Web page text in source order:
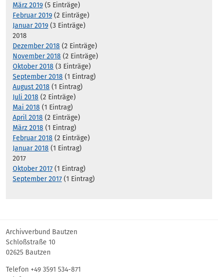
März 2019 (5 Einträge)
Februar 2019 (2 Einträge)
Januar 2019 (3 Einträge)
2018
Dezember 2018 (2 Einträge)
November 2018 (2 Einträge)
Oktober 2018 (3 Einträge)
September 2018 (1 Eintrag)
August 2018 (1 Eintrag)
Juli 2018 (2 Einträge)
Mai 2018 (1 Eintrag)
April 2018 (2 Einträge)
März 2018 (1 Eintrag)
Februar 2018 (2 Einträge)
Januar 2018 (1 Eintrag)
2017
Oktober 2017 (1 Eintrag)
September 2017 (1 Eintrag)
Archivverbund Bautzen
Schloßstraße 10
02625 Bautzen
Telefon +49 3591 534-871